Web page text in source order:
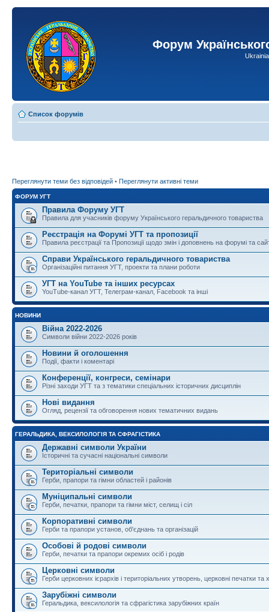
Форум
Список форумів
Переглянути теми без відповідей • Переглянути активні теми
ФОРУМ УГТ
Правила Форуму УГТ
Правила для учасників форуму Українського геральдичного товариства
Реєстрація на Форумі УГТ та пропозиції
Правила реєстрації та Пропозиції щодо змін і доповнень на форумі та
Справи Українського геральдичного товариства
Організаційні питання УГТ, проекти та плани роботи
УГТ на YouTube та інших ресурсах
YouTube-канал УГТ, Телеграм-канал, Facebook та інші
НОВИНИ
Війна 2022-2026
Символи війни 2022-2026 років
Новини й оголошення
Події, факти і коментарі
Конференції, конгреси, семінари
Різні заходи УГТ та з тематики спеціальних історичних дисциплін
Нові видання
Огляд, рецензії та обговорення нових тематичних видань
ГЕРАЛЬДИКА, ВЕКСИЛОЛОГІЯ ТА СФРАГІСТИКА
Державні символи України
Історичні та сучасні національні символи
Територіальні символи
Герби, прапори та гімни областей і районів
Муніципальні символи
Герби, печатки, прапори та гімни міст, селищ і сіл
Корпоративні символи
Герби та прапори установ, об'єднань та організацій
Особові й родові символи
Герби, печатки та прапори окремих осіб і родів
Церковні символи
Герби церковних ієрархів і територіальних утворень, церковні печатки та
Зарубіжні символи
Геральдика, вексилологія та сфрагістика зарубіжних країн